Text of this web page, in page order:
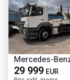
Mercedes-
29 999 EUR